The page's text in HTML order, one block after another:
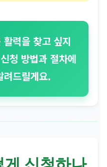
력을 찾고 싶지
청 방법과 절차에
려드릴게요.